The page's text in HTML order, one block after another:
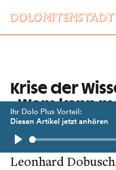
Ihr Dolo Plus Vorteil:
Diesen Artikel jetzt anhören
Play
Krise der
„Wem kann
Ein Podcast-
Wissenschaftler
Leonhard